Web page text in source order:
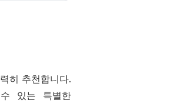
히 추천합니다.
있는 특별한